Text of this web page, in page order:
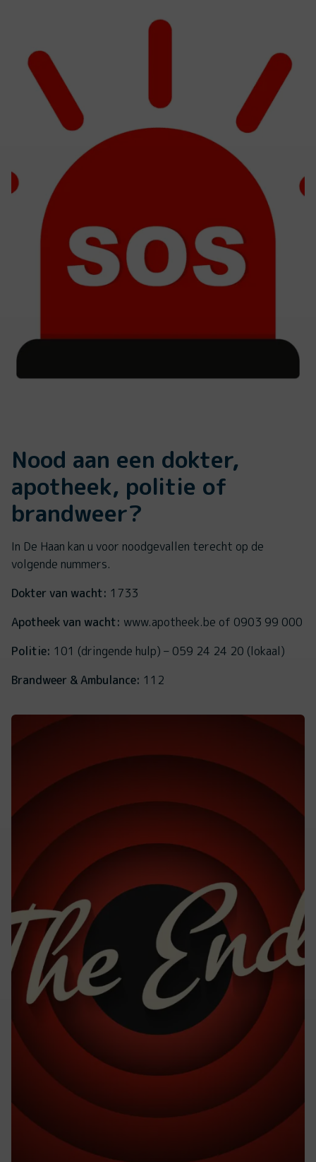
Nood aan een dokter,
apotheek, politie of
brandweer?
In De Haan kan u voor noodgevallen terecht op de
volgende nummers.
Dokter van wacht: 1733
Apotheek van wacht: www.apotheek.be of 0903 99 000
Politie: 101 (dringende hulp) – 059 24 24 20 (lokaal)
Brandweer & Ambulance: 112